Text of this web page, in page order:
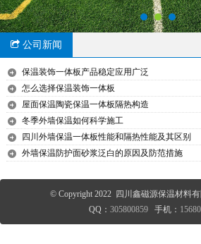
公司新闻
保温装饰一体板产品稳定应用广泛
怎么选择保温装饰一体板
屋面保温陶瓷保温一体板隔热构造
冬季外墙保温如何科学施工
四川外墙保温一体板性能和隔热性能及其区别
外墙保温防护面砂浆泛白的原因及防范措施
© Copyright 2022 四川鑫磁源保温材料
QQ：305800859 手机：